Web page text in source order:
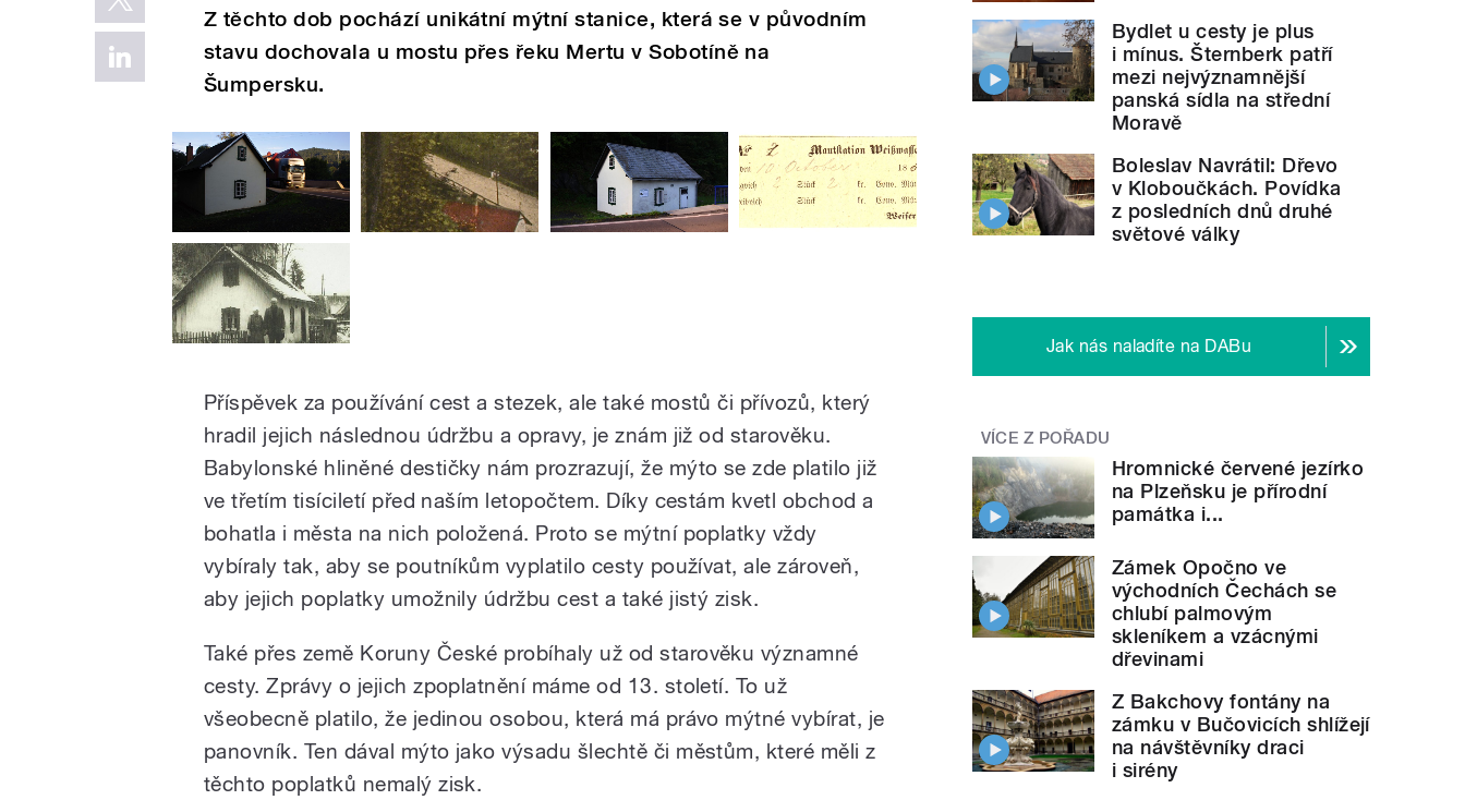
Z těchto dob pochází unikátní mýtní stanice, která se v původním
stavu dochovala u mostu přes řeku Mertu v Sobotíně na
Šumpersku.
Příspěvek za používání cest a stezek, ale také mostů či přívozů, který
hradil jejich následnou údržbu a opravy, je znám již od starověku.
Babylonské hliněné destičky nám prozrazují, že mýto se zde platilo již
ve třetím tisíciletí před naším letopočtem. Díky cestám kvetl obchod a
bohatla i města na nich položená. Proto se mýtní poplatky vždy
vybíraly tak, aby se poutníkům vyplatilo cesty používat, ale zároveň,
aby jejich poplatky umožnily údržbu cest a také jistý zisk.
Také přes země Koruny České probíhaly už od starověku významné
cesty. Zprávy o jejich zpoplatnění máme od 13. století. To už
všeobecně platilo, že jedinou osobou, která má právo mýtné vybírat, je
panovník. Ten dával mýto jako výsadu šlechtě či městům, které měli z
těchto poplatků nemalý zisk.
Bydlet u cesty je plus
i mínus. Šternberk patří
mezi nejvýznamnější
panská sídla na střední
Moravě
Boleslav Navrátil: Dřevo
v Kloboučkách. Povídka
z posledních dnů druhé
světové války
Jak nás naladíte na DABu
VÍCE Z POŘADU
Hromnické červené jezírko
na Plzeňsku je přírodní
památka i...
Zámek Opočno ve
východních Čechách se
chlubí palmovým
skleníkem a vzácnými
dřevinami
Z Bakchovy fontány na
zámku v Bučovicích shlížejí
na návštěvníky draci
i sirény